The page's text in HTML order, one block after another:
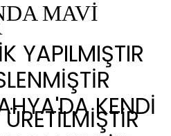
MAVİ
YAPILMIŞTIR
KENDİ